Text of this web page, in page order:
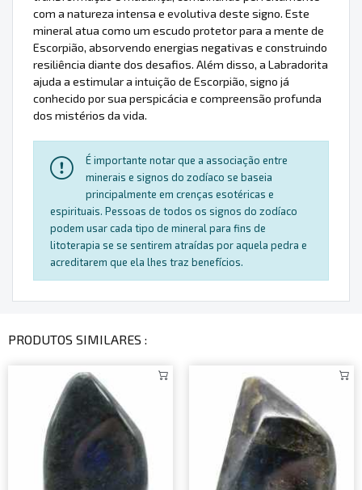
com a natureza intensa e evolutiva deste signo. Este
mineral atua como um escudo protetor para a mente de
Escorpião, absorvendo energias negativas e construindo
resiliência diante dos desafios. Além disso, a Labradorita
ajuda a estimular a intuição de Escorpião, signo já
conhecido por sua perspicácia e compreensão profunda
dos mistérios da vida.
É importante notar que a associação entre
minerais e signos do zodíaco se baseia
principalmente em crenças esotéricas e
espirituais. Pessoas de todos os signos do zodíaco
podem usar cada tipo de mineral para fins de
litoterapia se se sentirem atraídas por aquela pedra e
acreditarem que ela lhes traz benefícios.
PRODUTOS SIMILARES :